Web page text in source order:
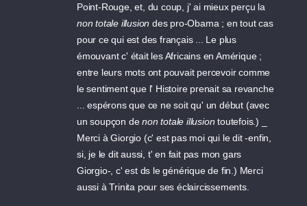
Point-Rouge, et, du coup, j' ai mieux perçu la
non totale illusion des pro-Obama ; en tout cas
pour ce qui est des français ... Le plus
émouvant c' était les Africains en Amérique ;
entre leurs mots ont pouvait percevoir comme
le sentiment que l' Histoire prenait sa revanche
... espérons que ce ne soit qu' un début (avec
un soupçon denon totale illusion toutefois.) _
Merci à Giorgio (c' est pas moi qui le dit -enfin,
si, je le dit aussi, t' en fait pas mon gars
Giorgio-, c' est ds le générique de fin.) Merci
aussi à Trinita pour ses éclaircissements.